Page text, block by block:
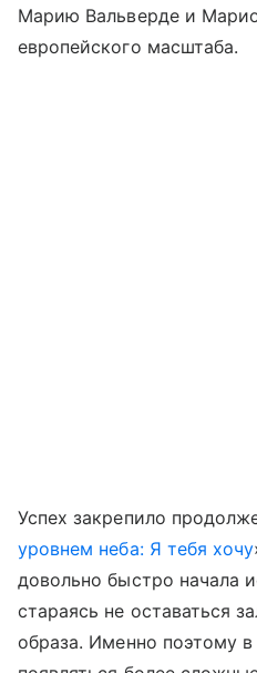
Марию Вальверде и
европейского масштаба.
Успех закрепило
уровнем неба: Я тебя хочу
довольно быстро начала
стараясь не оставаться
образа. Именно поэтому